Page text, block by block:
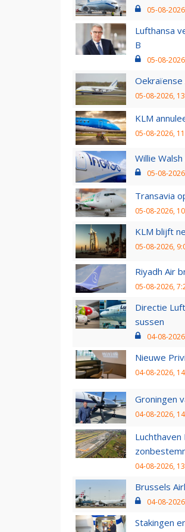
05-08-
Lufthansa
B
05-08-
Oekraïense
05-08-2026,
KLM
05-08-2026,
Willie
05-08-
Transavia
05-08-2026,
KLM blijft
05-08-2026,
Riyadh Air
05-08-2026,
Directie
sussen
04-08-
Nieuwe
04-08-2026,
Groningen
04-08-2026,
04-08-2026,
Brussels
04-08-
Stakingen